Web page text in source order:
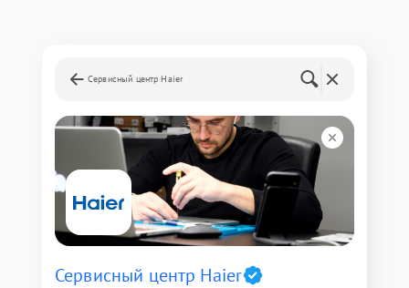
Сервисный центр Haier
Сервисный центр Haier